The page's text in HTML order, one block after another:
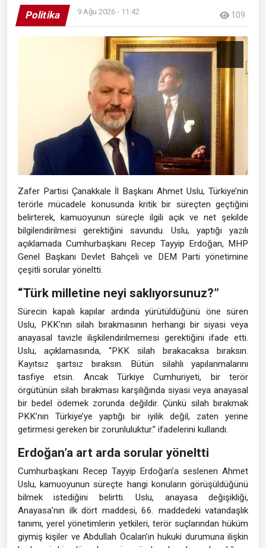
Politika 9 Ağu 2026 - 11:42 109
Zafer Partisi Çanakkale İl Başkanı Ahmet Uslu, Türkiye’nin
terörle mücadele konusunda kritik bir süreçten geçtiğini
belirterek, kamuoyunun süreçle ilgili açık ve net şekilde
bilgilendirilmesi gerektiğini savundu. Uslu, yaptığı yazılı
açıklamada Cumhurbaşkanı Recep Tayyip Erdoğan, MHP
Genel Başkanı Devlet Bahçeli ve DEM Parti yönetimine
çeşitli sorular yöneltti.
“Türk milletine neyi saklıyorsunuz?”
Sürecin kapalı kapılar ardında yürütüldüğünü öne süren
Uslu, PKK’nın silah bırakmasının herhangi bir siyasi veya
anayasal tavizle ilişkilendirilmemesi gerektiğini ifade etti.
Uslu, açıklamasında, “PKK silah bırakacaksa bıraksın.
Kayıtsız şartsız bıraksın. Bütün silahlı yapılanmalarını
tasfiye etsin. Ancak Türkiye Cumhuriyeti, bir terör
örgütünün silah bırakması karşılığında siyasi veya anayasal
bir bedel ödemek zorunda değildir. Çünkü silah bırakmak
PKK’nın Türkiye’ye yaptığı bir iyilik değil, zaten yerine
getirmesi gereken bir zorunluluktur.” ifadelerini kullandı.
Erdoğan’a art arda sorular yöneltti
Cumhurbaşkanı Recep Tayyip Erdoğan’a seslenen Ahmet
Uslu, kamuoyunun süreçte hangi konuların görüşüldüğünü
bilmek istediğini belirtti. Uslu, anayasa değişikliği,
Anayasa’nın ilk dört maddesi, 66. maddedeki vatandaşlık
tanımı, yerel yönetimlerin yetkileri, terör suçlarından hüküm
giymiş kişiler ve Abdullah Öcalan’ın hukuki durumuna ilişkin